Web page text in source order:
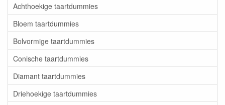
Achthoekige taartdummies
Bloem taartdummies
Bolvormige taartdummies
Conische taartdummies
Diamant taartdummies
Driehoekige taartdummies